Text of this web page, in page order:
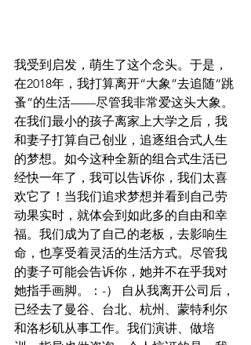
我受到启发，萌生了这个念头。于是，
在2018年，我打算离开“大象”去追随“跳
蚤”的生活——尽管我非常爱这头大象。
在我们最小的孩子离家上大学之后，我
和妻子打算自己创业，追逐组合式人生
的梦想。如今这种全新的组合式生活已
经快一年了，我可以告诉你，我们太喜
欢它了！当我们追求梦想并看到自己劳
动果实时，就体会到如此多的自由和幸
福。我们成为了自己的老板，去影响生
命，也享受着灵活的生活方式。尽管我
的妻子可能会告诉你，她并不在乎我对
她指手画脚。：-） 自从我离开公司后，
已经去了曼谷、台北、杭州、蒙特利尔
和洛杉矶从事工作。我们演讲、做培